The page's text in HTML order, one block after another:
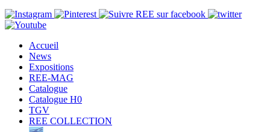
Accueil
News
Expositions
REE-MAG
Catalogue
Catalogue H0
TGV
REE COLLECTION